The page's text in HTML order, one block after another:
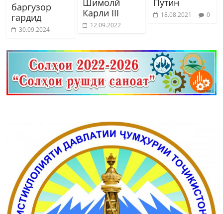
баргузор
гардид
30.09.2024
Шимолӣ
Карли III
12.09.2022
Путин
18.08.2021 0